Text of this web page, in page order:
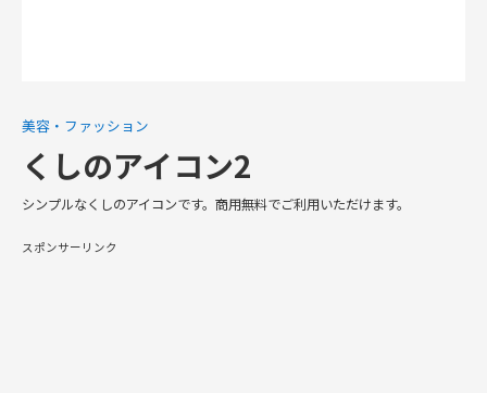
美容・ファッション
くしのアイコン2
シンプルなくしのアイコンです。商用無料でご利用いただけます。
スポンサーリンク